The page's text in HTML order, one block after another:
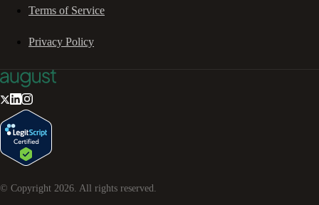
Terms of Service
Privacy Policy
© Copyright 2026. All rights reserved.